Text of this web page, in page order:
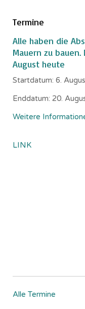
Termine
Alle haben die
Mauern zu bauen.
August heute
Startdatum:6.
Enddatum: 20.
Weitere
LINK
Alle Termine